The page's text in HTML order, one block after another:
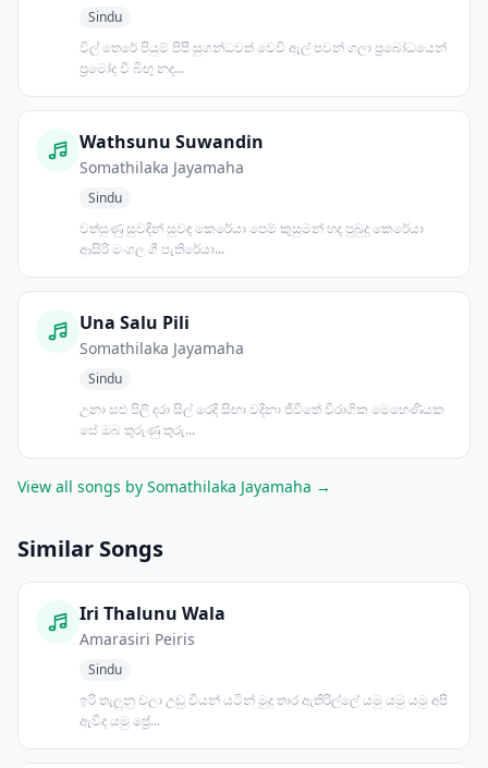
Sindu
විල් තෙරේ පියුම් පිපී සුගන්ධවත් වෙවි ඇල් පවන් ගලා ප්‍රබෝධයෙන්
ප්‍රමෝද වී බිඟු නද...
Wathsunu Suwandin
Somathilaka Jayamaha
Sindu
වත්සුණු සුවඳින් සුවඳ කෙරේයා පෙම් කුසුමන් හද පුබුදු කෙරේයා
ආසිරි මංගල ගී පැතිරේයා...
Una Salu Pili
Somathilaka Jayamaha
Sindu
උනා සළු පිලි දරා සිල් රෙදි සිඟා වදිනා ජීවිතේ විරාගික මෙහෙණියක
සේ ඔබ තුරුණු තුරු...
View all songs by Somathilaka Jayamaha →
Similar Songs
Iri Thalunu Wala
Amarasiri Peiris
Sindu
ඉරි තැලුනු වලා උඩු වියන් යටින් මුදු තාර ඇතිරිල්ලේ යමු යමු යමු අපි
ඇවිද යමු ප්‍රේ...